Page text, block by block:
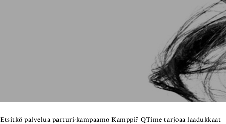
Etsitkö palvelua parturi-kampaamo Kamppi? QTime tarjoaa laadukkaat